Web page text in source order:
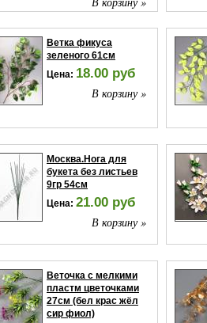
Ветка фикуса
зеленого 61см
Цена: 18.00 руб
В корзину »
Москва.Нога для
букета без листьев
9гр 54см
Цена: 21.00 руб
В корзину »
Веточка с мелкими
пластм цветочками
27см (бел крас жёл
сир фиол)